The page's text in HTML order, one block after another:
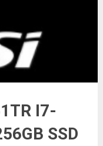
I7-
SSD